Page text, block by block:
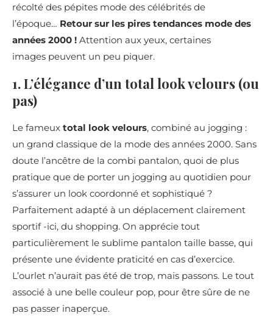
récolté des pépites mode des célébrités de
l’époque… Retour sur les pires tendances mode des
années 2000 ! Attention aux yeux, certaines
images peuvent un peu piquer.
1. L’élégance d’un total look velours (ou
pas)
Le fameux total look velours, combiné au jogging :
un grand classique de la mode des années 2000. Sans
doute l’ancêtre de la combi pantalon, quoi de plus
pratique que de porter un jogging au quotidien pour
s’assurer un look coordonné et sophistiqué ?
Parfaitement adapté à un déplacement clairement
sportif -ici, du shopping. On apprécie tout
particulièrement le sublime pantalon taille basse, qui
présente une évidente praticité en cas d’exercice.
L’ourlet n’aurait pas été de trop, mais passons. Le tout
associé à une belle couleur pop, pour être sûre de ne
pas passer inaperçue.